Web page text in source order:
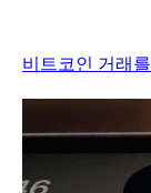
비트코인 거래